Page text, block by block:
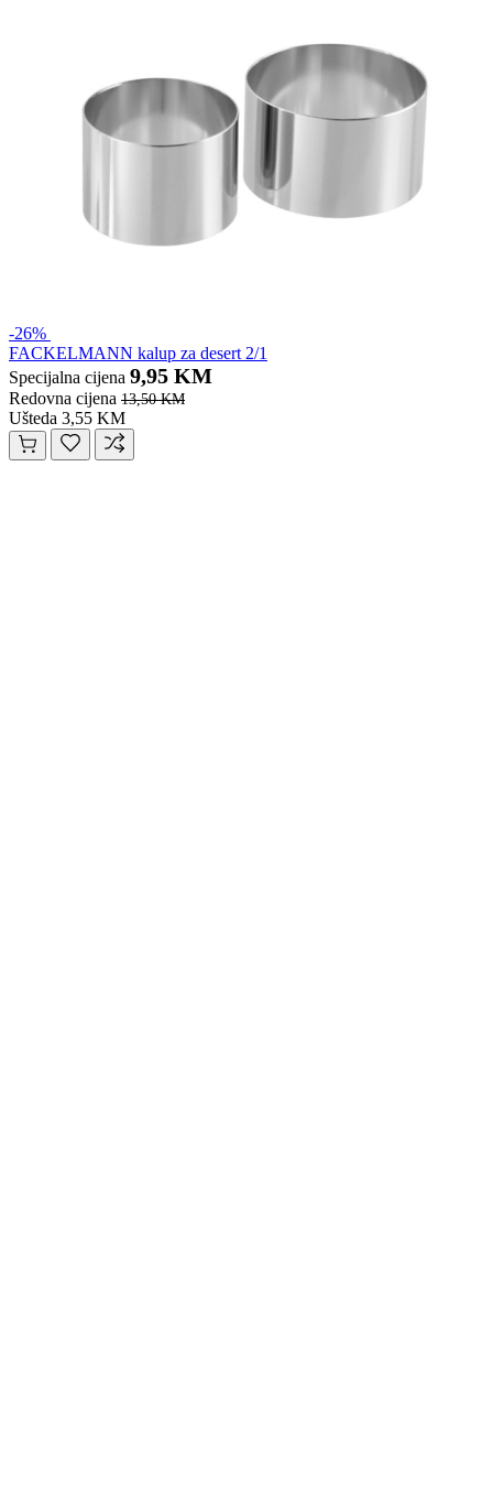
-26%
FACKELMANN kalup za desert 2/1
Specijalna cijena 9,95 KM
Redovna cijena 13,50 KM
Ušteda 3,55 KM